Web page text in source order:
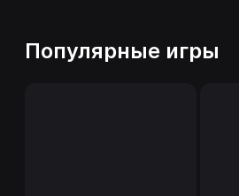
Популярные игры